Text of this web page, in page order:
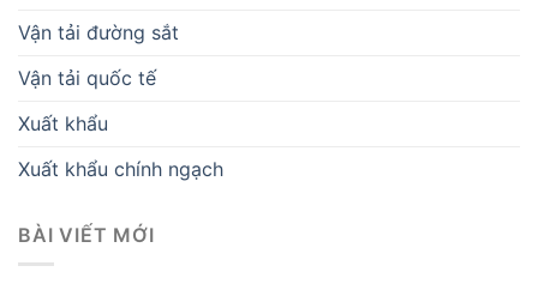
Vận tải đường sắt
Vận tải quốc tế
Xuất khẩu
Xuất khẩu chính ngạch
BÀI VIẾT MỚI